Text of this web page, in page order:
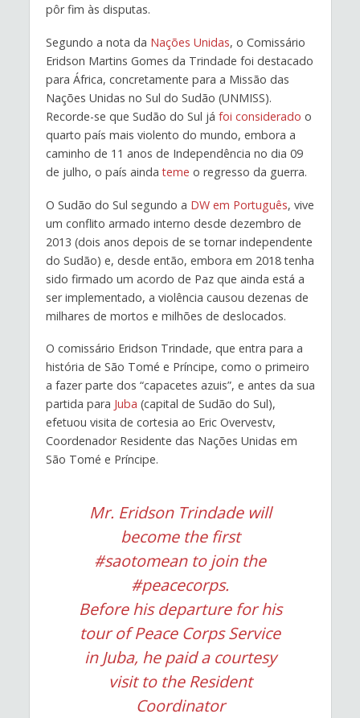
pôr fim às disputas.
Segundo a nota da Nações Unidas, o Comissário
Eridson Martins Gomes da Trindade foi destacado
para África, concretamente para a Missão das
Nações Unidas no Sul do Sudão (UNMISS).
Recorde-se que Sudão do Sul já foi considerado o
quarto país mais violento do mundo, embora a
caminho de 11 anos de Independência no dia 09
de julho, o país aindateme o regresso da guerra.
O Sudão do Sul segundo a DW em Português, vive
um conflito armado interno desde dezembro de
2013 (dois anos depois de se tornar independente
do Sudão) e, desde então, embora em 2018 tenha
sido firmado um acordo de Paz que ainda está a
ser implementado, a violência causou dezenas de
milhares de mortos e milhões de deslocados.
O comissário Eridson Trindade, que entra para a
história de São Tomé e Príncipe, como o primeiro
a fazer parte dos “capacetes azuis”, e antes da sua
partida para Juba (capital de Sudão do Sul),
efetuou visita de cortesia ao Eric Overvestv,
Coordenador Residente das Nações Unidas em
São Tomé e Príncipe.
Mr. Eridson Trindade will
become the first
#saotomeanto join the
#peacecorps.
Before his departure for his
tour of Peace Corps Service
in Juba, he paid a courtesy
visit to the Resident
Coordinator